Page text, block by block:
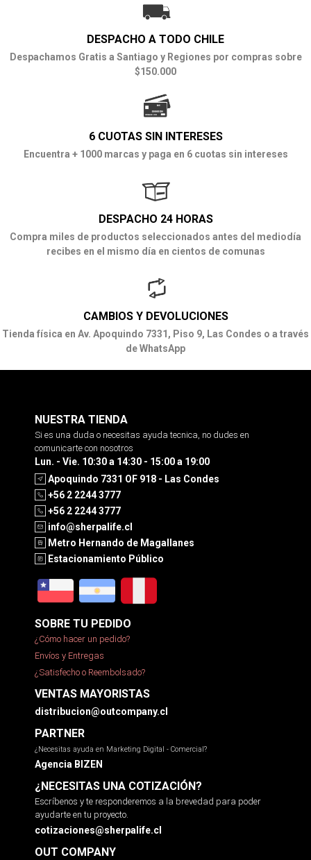
DESPACHO A TODO CHILE
Despachamos Gratis a Santiago y Regiones por compras sobre
$150.000
6 CUOTAS SIN INTERESES
Encuentra + 1000 marcas y paga en 6 cuotas sin intereses
DESPACHO 24 HORAS
Compra miles de productos seleccionados antes del mediodía
recibes en el mismo día en cientos de comunas
CAMBIOS Y DEVOLUCIONES
Tienda física en Av. Apoquindo 7331, Piso 9, Las Condes o a través
de WhatsApp
NUESTRA TIENDA
Si es una duda o necesitas ayuda tecnica, no dudes en
comunicarte con nosotros
Lun. - Vie. 10:30 a 14:30 - 15:00 a 19:00
Apoquindo 7331 OF 918 - Las Condes
+56 2 2244 3777
+56 2 2244 3777
info@sherpalife.cl
Metro Hernando de Magallanes
Estacionamiento Público
SOBRE TU PEDIDO
¿Cómo hacer un pedido?
Envíos y Entregas
¿Satisfecho o Reembolsado?
VENTAS MAYORISTAS
distribucion@outcompany.cl
PARTNER
¿Necesitas ayuda en Marketing Digital - Comercial?
Agencia BIZEN
¿NECESITAS UNA COTIZACIÓN?
Escríbenos y te responderemos a la brevedad para poder
ayudarte en tu proyecto.
cotizaciones@sherpalife.cl
OUT COMPANY